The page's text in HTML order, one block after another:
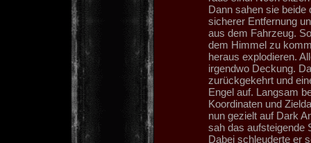
Dann sahen sie
sicherer Entfernung
aus dem Fahrzeug.
dem Himmel zu
heraus explodieren.
irgendwo Deckung.
zurückgekehrt und
Engel auf. Langsam
Koordinaten und
nun gezielt auf Dark
sah das aufsteigende
Dabei schleuderte er